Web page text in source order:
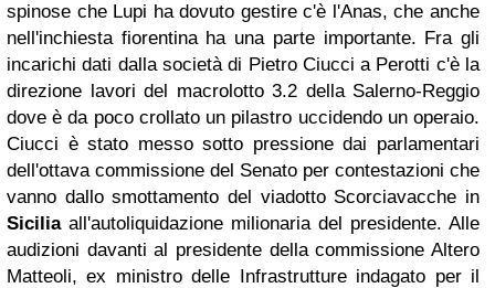
spinose che Lupi ha dovuto gestire c'è l'Anas, che anche
nell'inchiesta fiorentina ha una parte importante. Fra gli
incarichi dati dalla società di Pietro Ciucci a Perotti c'è la
direzione lavori del macrolotto 3.2 della Salerno-Reggio
dove è da poco crollato un pilastro uccidendo un operaio.
Ciucci è stato messo sotto pressione dai parlamentari
dell'ottava commissione del Senato per contestazioni che
vanno dallo smottamento del viadotto Scorciavacche in
Siciliaall'autoliquidazione milionaria del presidente. Alle
audizioni davanti al presidente della commissione Altero
Matteoli, ex ministro delle Infrastrutture indagato per il